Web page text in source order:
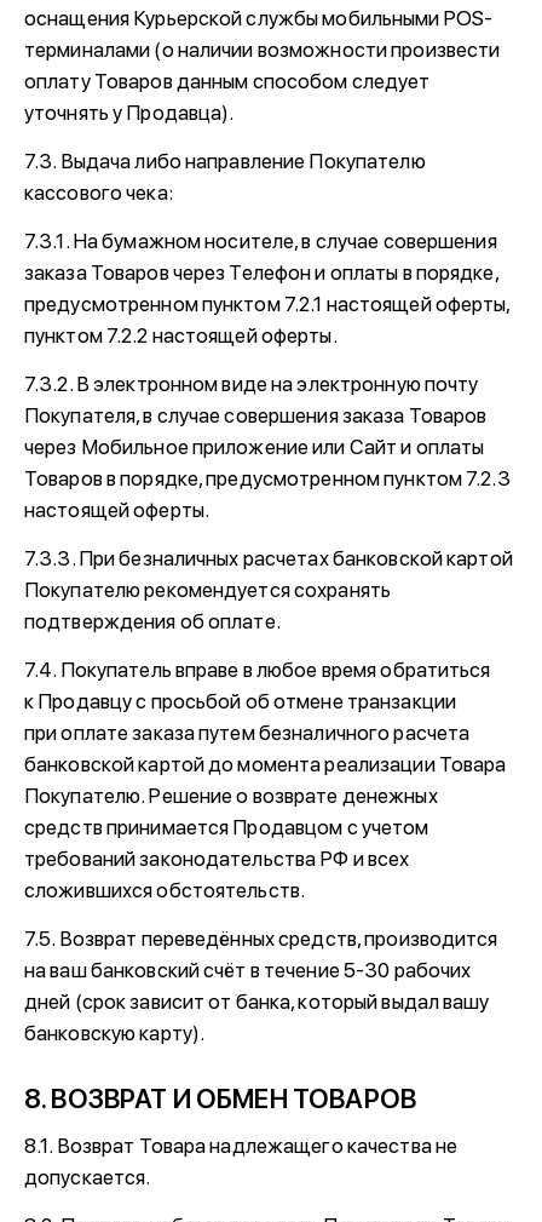
оснащения Курьерской службы мобильными POS-
терминалами (о наличии возможности произвести
оплату Товаров данным способом следует
уточнять у Продавца).
7.3. Выдача либо направление Покупателю
кассового чека:
7.3.1. На бумажном носителе, в случае совершения
заказа Товаров через Телефон и оплаты в порядке,
предусмотренном пунктом 7.2.1 настоящей оферты,
пунктом 7.2.2 настоящей оферты.
7.3.2. В электронном виде на электронную почту
Покупателя, в случае совершения заказа Товаров
через Мобильное приложение или Сайт и оплаты
Товаров в порядке, предусмотренном пунктом 7.2.3
настоящей оферты.
7.3.3. При безналичных расчетах банковской картой
Покупателю рекомендуется сохранять
подтверждения об оплате.
7.4. Покупатель вправе в любое время обратиться
к Продавцу с просьбой об отмене транзакции
при оплате заказа путем безналичного расчета
банковской картой до момента реализации Товара
Покупателю. Решение о возврате денежных
средств принимается Продавцом с учетом
требований законодательства РФ и всех
сложившихся обстоятельств.
7.5. Возврат переведённых средств, производится
на ваш банковский счёт в течение 5-30 рабочих
дней (срок зависит от банка, который выдал вашу
банковскую карту).
8. ВОЗВРАТ И ОБМЕН ТОВАРОВ
8.1. Возврат Товара надлежащего качества не
допускается.